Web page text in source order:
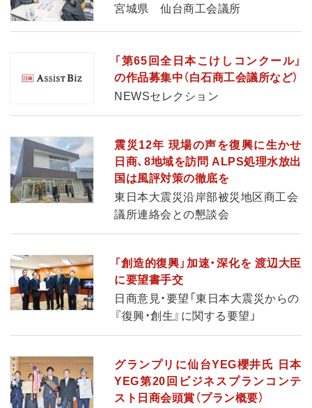
宮城県 仙台商工会議所
「第65回全日本こけしコンクール」
の作品募集中（白石商工会議所など）
NEWSセレクション
震災12年 現場の声を復興に生かせ
日商、8地域を訪問 ALPS処理水放出
国は風評対策の徹底を
東日本大震災沿岸部被災地区商工会
議所連絡会との懇談会
「創造的復興」加速・深化を 渡辺大臣
に要望書手交
日商意見・要望「東日本大震災からの
『復興・創生』に関する要望」
グランプリに仙台YEG櫻井氏 日本
YEG第20回ビジネスプランコンテ
スト日商会頭賞（プラン概要）